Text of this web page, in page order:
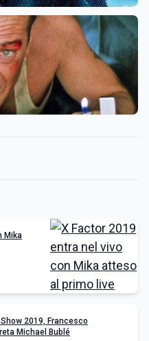
Mika
2019, Francesco
Michael Bublé